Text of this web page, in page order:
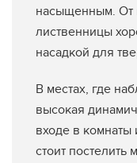
насыщенным. От
лиственницы
насадкой для
В местах, где
высокая
входе в
стоит постелить